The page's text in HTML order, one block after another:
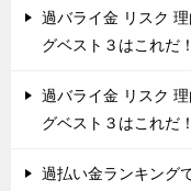
過バライ金 リスク
グベスト３はこれだ！
過バライ金 リスク
グベスト３はこれだ！
過払い金ランキング